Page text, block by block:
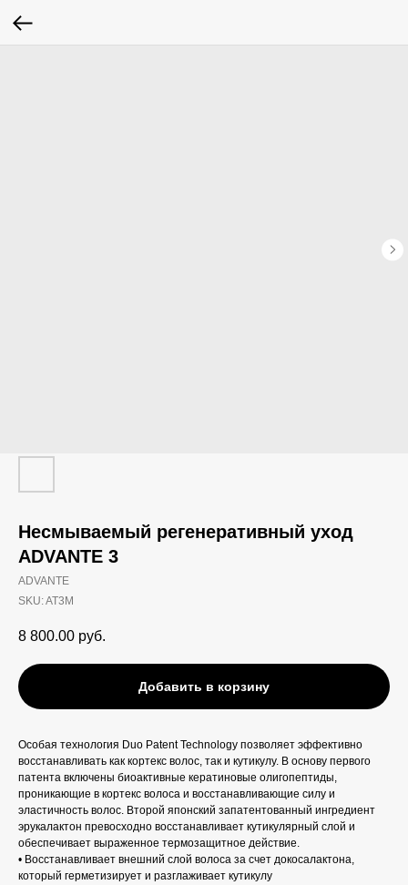
Несмываемый регенеративный уход
ADVANTE 3
ADVANTE
SKU:AT3M
8 800.00 руб.
Добавить в корзину
Особая технология Duo Patent Technology позволяет эффективно
восстанавливать как кортекс волос, так и кутикулу. В основу первого
патента включены биоактивные кератиновые олигопептиды,
проникающие в кортекс волоса и восстанавливающие силу и
эластичность волос. Второй японский запатентованный ингредиент
эрукалактон превосходно восстанавливает кутикулярный слой и
обеспечивает выраженное термозащитное действие.
• Восстанавливает внешний слой волоса за счет докосалактона,
который герметизирует и разглаживает кутикулу